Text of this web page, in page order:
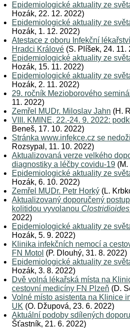
Epidemiologické aktuality ze
Hozák, 22. 12. 2022)
Epidemiologické aktuality ze
Hozák, 1. 12. 2022)
Atestace z oboru Infekční
Hradci Králové (S. Plíšek, 24. 11.
Epidemiologické aktuality ze
Hozák, 15. 11. 2022)
Epidemiologické aktuality ze
Hozák, 2. 11. 2022)
29. ročník Mezioborového
11. 2022)
Zemřel MUDr. Miloslav Jahn (H.
VIII. KMINE, 22.-24. 9. 2022:
Beneš, 17. 10. 2022)
Stránka www.infekce.cz se
Rozsypal, 11. 10. 2022)
Aktualizovaná verze velkého
diagnostiky a léčby covidu-19
Epidemiologické aktuality ze
Hozák, 6. 10. 2022)
Zemřel MUDr. Petr Horký (L.
Aktualizovaný doporučený
kolitidou vyvolanou
2022)
Epidemiologické aktuality ze
Hozák, 5. 9. 2022)
Klinika infekčních nemocí a
FN Motol (P. Dlouhý, 31. 8. 2022)
Epidemiologické aktuality ze
Hozák, 3. 8. 2022)
Dvě volná lékařská místa na
cestovní medicíny FN Plzeň (D.
Volné místo asistenta na Klinice
UK (O. Džupová, 23. 6. 2022)
Aktuální podoby sdílených
Šťastník, 21. 6. 2022)